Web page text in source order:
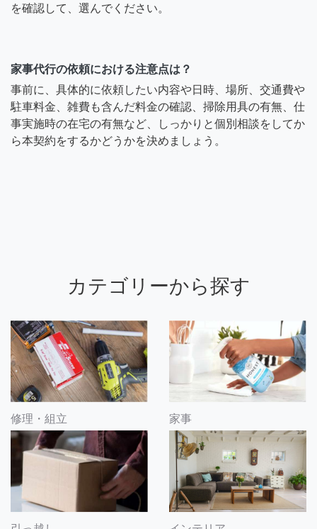
を確認して、選んでください。
家事代行の依頼における注意点は？
事前に、具体的に依頼したい内容や日時、場所、交通費や
駐車料金、雑費も含んだ料金の確認、掃除用具の有無、仕
事実施時の在宅の有無など、しっかりと個別相談をしてか
ら本契約をするかどうかを決めましょう。
カテゴリーから探す
修理・組立 家事